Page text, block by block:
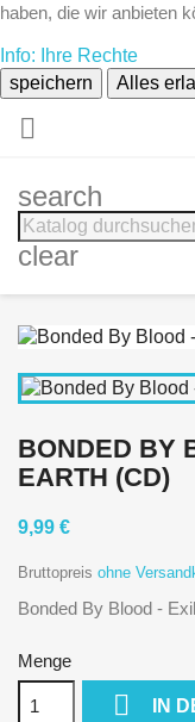
haben, die wir anbieten
Info: Ihre Rechte
speichern
Alles

search
clear
BONDED BY
EARTH (CD)
9,99 €
Bruttopreis ohne
Bonded By Blood -
Menge
 IN